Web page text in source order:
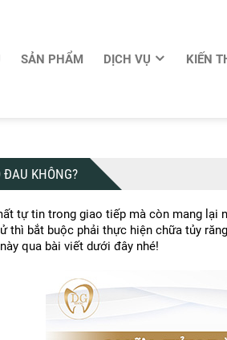
SẢN PHẨM DỊCH VỤ KIẾN
ĐAU KHÔNG?
tự tin trong giao tiếp mà còn mang
thì bắt buộc phải thực hiện chữa tủy
qua bài viết dưới đây nhé!